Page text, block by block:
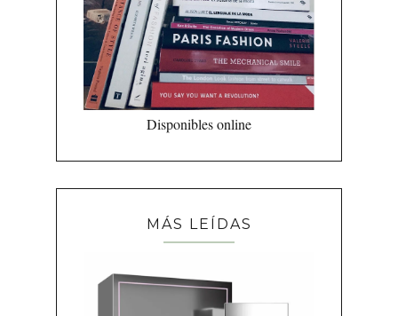
Disponibles online
MÁS LEÍDAS